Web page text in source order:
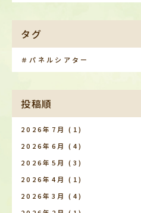
タグ
＃パネルシアター
投稿順
2026年7月 (1)
2026年6月 (4)
2026年5月 (3)
2026年4月 (1)
2026年3月 (4)